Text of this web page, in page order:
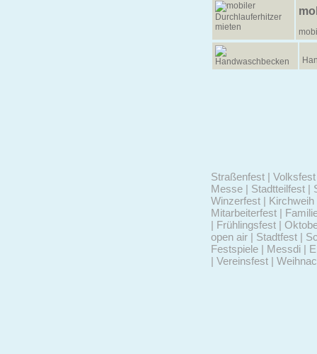
Straßenfest |
Messe | Stadtteilfest |
Winzerfest |
Mitarbeiterfest |
| Frühlingsfest |
open air | Stadtfest |
Festspiele | Messdi |
| Vereinsfest |